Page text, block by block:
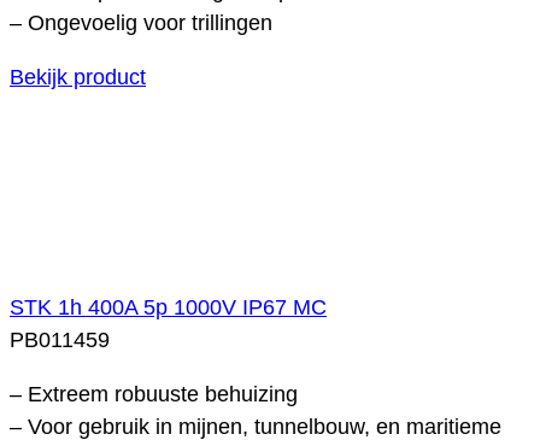
– Ongevoelig voor trillingen
Bekijk product
STK 1h 400A 5p 1000V IP67 MC
PB011459
– Extreem robuuste behuizing
– Voor gebruik in mijnen, tunnelbouw, en maritieme